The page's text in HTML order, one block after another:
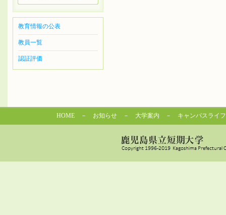
教育情報の公表
教員一覧
認証評価
HOME － お知らせ － 大学案内 － キャンパスライフ